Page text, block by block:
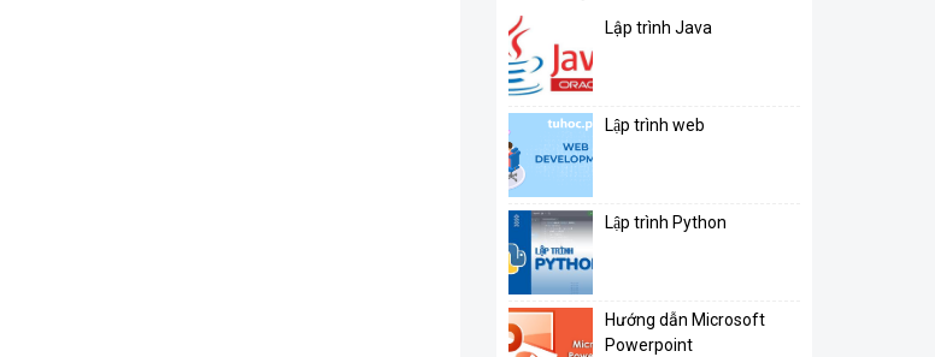
Lập trình Java
Lập trình web
Lập trình Python
Hướng dẫn Microsoft
Powerpoint